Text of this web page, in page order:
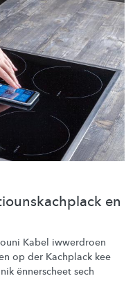
en
Kabel iwwerdroen
op der Kachplack kee
ënnerscheet sech